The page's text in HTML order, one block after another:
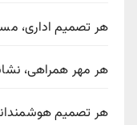
هر تصمیم اداری،
هر مهر همراهی،
هر تصمیم